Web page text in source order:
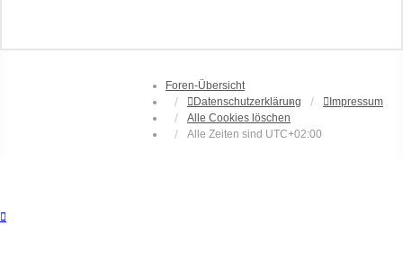
Foren-Übersicht
Datenschutzerklärung
Impressum
Alle Cookies löschen
Alle Zeiten sind UTC+02:00